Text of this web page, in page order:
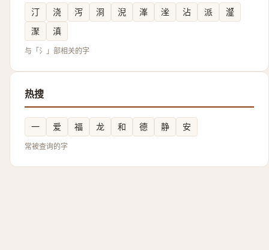
汀 浇 泻 浻 淣 溄 㳴 沾 派
瀣
㵵
滇
与「氵」部相关的字
热搜
一 爱 福 龙 和 德 静 安
常被查询的字